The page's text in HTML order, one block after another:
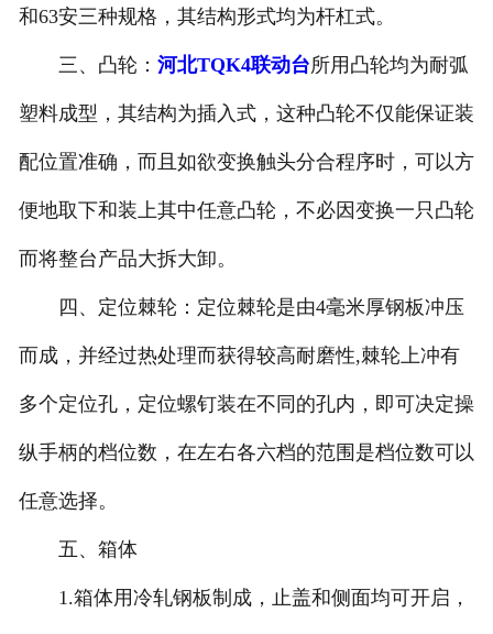
和63安三种规格，其结构形式均为杆杠式。
三、凸轮： 河北TQK4联动台所用凸轮均为耐弧
塑料成型，其结构为插入式，这种凸轮不仅能保证装
配位置准确，而且如欲变换触头分合程序时，可以方
便地取下和装上其中任意凸轮，不必因变换一只凸轮
而将整台产品大拆大卸。
四、定位棘轮：定位棘轮是由4毫米厚钢板冲压
而成，并经过热处理而获得较高耐磨性,棘轮上冲有
多个定位孔，定位螺钉装在不同的孔内，即可决定操
纵手柄的档位数，在左右各六档的范围是档位数可以
任意选择。
五、箱体
1.箱体用冷轧钢板制成，止盖和侧面均可开启，